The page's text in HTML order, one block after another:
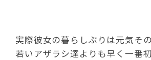
実際彼女の暮らしぶりは元気そ
若いアザラシ達よりも早く一番